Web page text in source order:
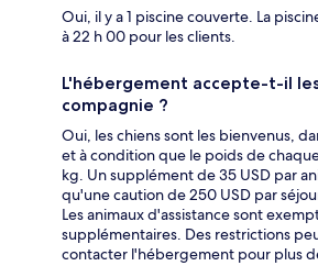
Oui, il y a 1 piscine couverte. La
à 22 h 00 pour les clients.
L'hébergement accepte-t-il
compagnie ?
Oui, les chiens sont les bienvenus,
et à condition que le poids de
kg. Un supplément de 35 USD par
qu'une caution de 250 USD par
Les animaux d'assistance sont
supplémentaires. Des restrictions
contacter l'hébergement pour plus